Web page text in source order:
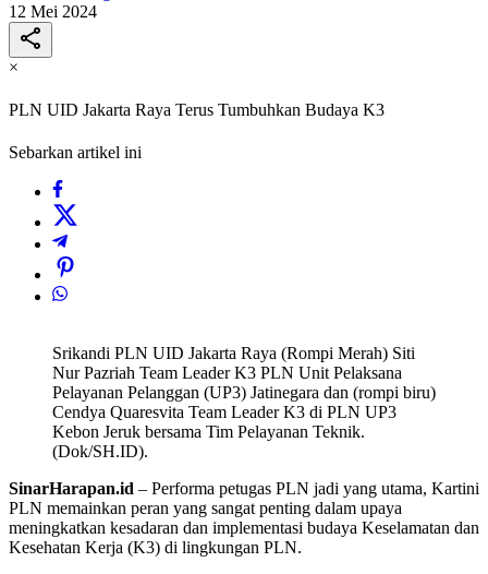
12 Mei 2024
×
PLN UID Jakarta Raya Terus Tumbuhkan Budaya K3
Sebarkan artikel ini
Srikandi PLN UID Jakarta Raya (Rompi Merah) Siti
Nur Pazriah Team Leader K3 PLN Unit Pelaksana
Pelayanan Pelanggan (UP3) Jatinegara dan (rompi biru)
Cendya Quaresvita Team Leader K3 di PLN UP3
Kebon Jeruk bersama Tim Pelayanan Teknik.
(Dok/SH.ID).
SinarHarapan.id – Performa petugas PLN jadi yang utama, Kartini
PLN memainkan peran yang sangat penting dalam upaya
meningkatkan kesadaran dan implementasi budaya Keselamatan dan
Kesehatan Kerja (K3) di lingkungan PLN.